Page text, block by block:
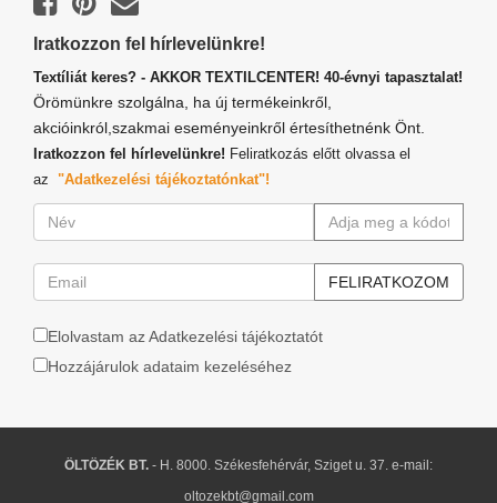
Iratkozzon fel hírlevelünkre!
Textíliát keres? - AKKOR TEXTILCENTER! 40-évnyi tapasztalat!
Örömünkre szolgálna, ha új termékeinkről,
akcióinkról,szakmai eseményeinkről értesíthetnénk Önt.
Iratkozzon fel hírlevelünkre! Feliratkozás előtt olvassa el
az "Adatkezelési tájékoztatónkat"!
Elolvastam az Adatkezelési tájékoztatót
Hozzájárulok adataim kezeléséhez
ÖLTÖZÉK BT. - H. 8000. Székesfehérvár, Sziget u. 37. e-mail:
oltozekbt@gmail.com